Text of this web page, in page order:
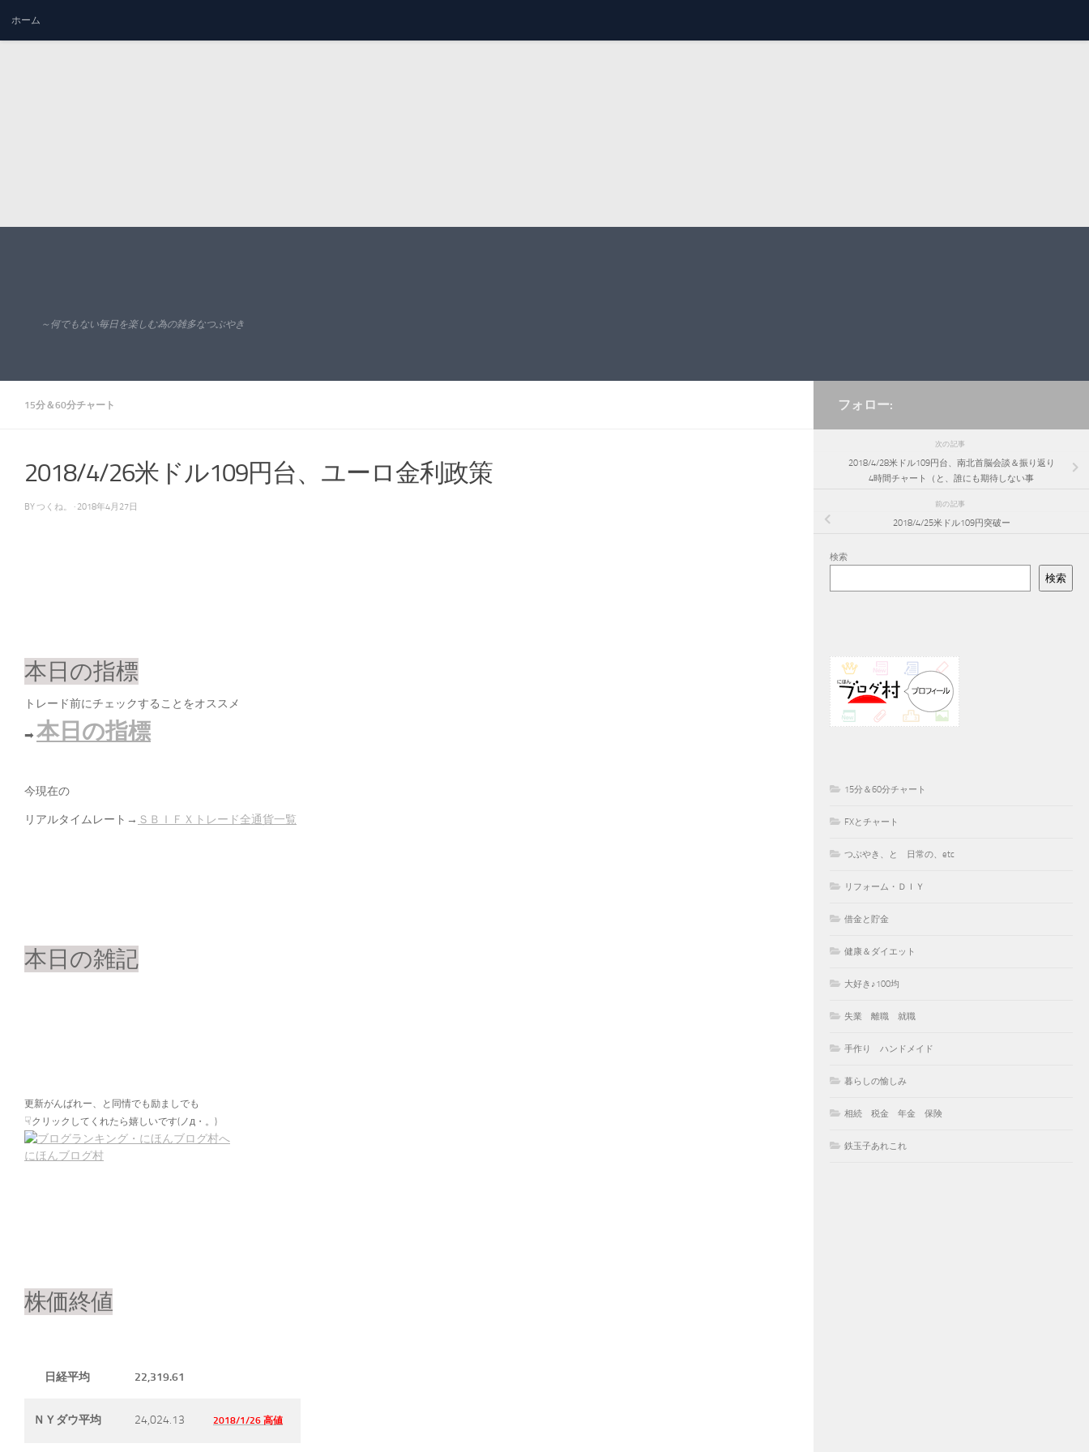
ホーム
～何でもない毎日を楽しむ為の雑多なつぶやき
15分＆60分チャート
2018/4/26米ドル109円台、ユーロ金利政策
BY つくね。 · 2018年4月27日
本日の指標
トレード前にチェックすることをオススメ
➡ 本日の指標
今現在の
リアルタイムレート→ ＳＢＩＦＸトレード全通貨一覧
本日の雑記
更新がんばれー、と同情でも励ましでも
☟クリックしてくれたら嬉しいです(ノд・。)
にほんブログ村
株価終値
日経平均 22,319.61
ＮＹダウ平均 24,024.13 2018/1/26 高値
フォロー:
次の記事
2018/4/28米ドル109円台、南北首脳会談＆振り返り
4時間チャート（と、誰にも期待しない事
前の記事
2018/4/25米ドル109円突破ー
検索
検索
15分＆60分チャート
FXとチャート
つぶやき、と 日常の、etc
リフォーム・ＤＩＹ
借金と貯金
健康＆ダイエット
大好き♪100均
失業 離職 就職
手作り ハンドメイド
暮らしの愉しみ
相続 税金 年金 保険
鉄玉子あれこれ